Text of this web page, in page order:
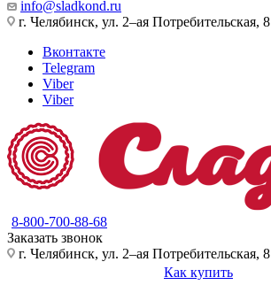
info@sladkond.ru
г. Челябинск, ул. 2–ая Потребительская, 8
Вконтакте
Telegram
Viber
Viber
8-800-700-88-68
Заказать звонок
г. Челябинск, ул. 2–ая Потребительская, 8
Как купить